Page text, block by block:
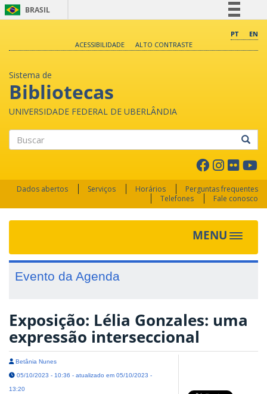
BRASIL
Comunica BR
PT
EN
ACESSIBILIDADE
ALTO CONTRASTE
Sistema de
Bibliotecas
UNIVERSIDADE FEDERAL DE UBERLÂNDIA
Dados abertos Serviços Horários
Perguntas frequentes
Telefones
Fale conosco
MENU Toggle
Evento da Agenda
Exposição: Lélia Gonzales: uma
expressão interseccional
Betânia Nunes
05/10/2023 - 10:36 - atualizado em 05/10/2023 -
13:20